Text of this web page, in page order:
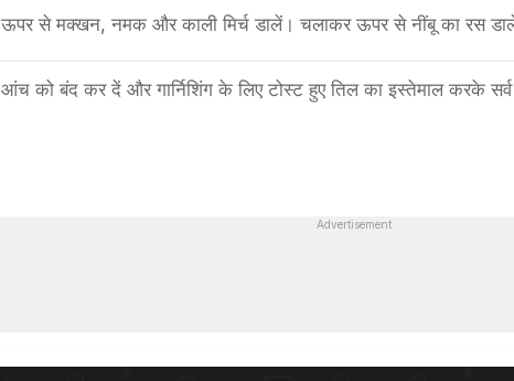
ऊपर से मक्खन, नमक और काली मिर्च डालें। चलाकर ऊपर से नींबू का रस
आंच को बंद कर दें और गार्निशिंग के लिए टोस्ट हुए तिल का इस्तेमाल करके
Advertisement